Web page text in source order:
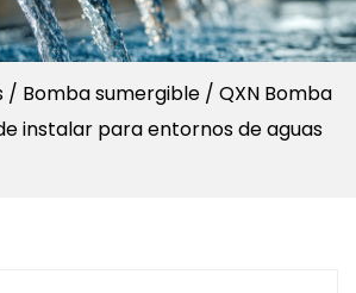
/ Bomba sumergible / QXN Bomba
instalar para entornos de aguas